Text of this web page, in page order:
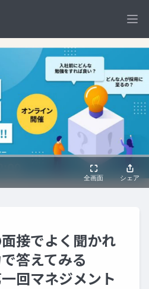
接でよく聞かれ
答えてみる
回マネジメント